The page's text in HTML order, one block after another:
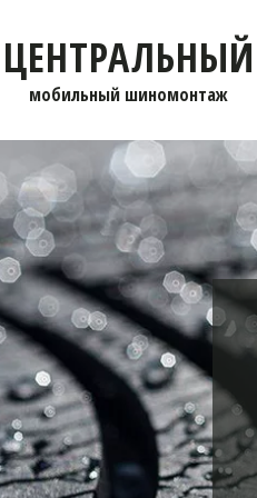
ЦЕНТРАЛЬНЫЙ
мобильны­­й шиномонтаж